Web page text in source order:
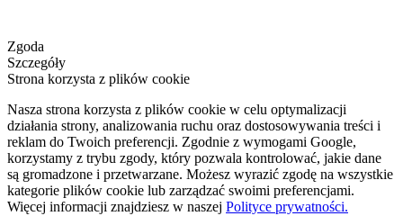
Zgoda
Szczegóły
Strona korzysta z plików cookie
Nasza strona korzysta z plików cookie w celu optymalizacji
działania strony, analizowania ruchu oraz dostosowywania treści i
reklam do Twoich preferencji. Zgodnie z wymogami Google,
korzystamy z trybu zgody, który pozwala kontrolować, jakie dane
są gromadzone i przetwarzane. Możesz wyrazić zgodę na wszystkie
kategorie plików cookie lub zarządzać swoimi preferencjami.
Więcej informacji znajdziesz w naszej Polityce prywatności.